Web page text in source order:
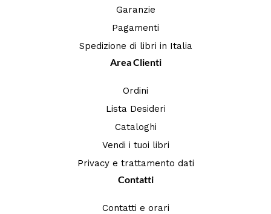
Garanzie
Pagamenti
Spedizione di libri in Italia
Area Clienti
Ordini
Lista Desideri
Cataloghi
Vendi i tuoi libri
Privacy e trattamento dati
Contatti
Contatti e orari